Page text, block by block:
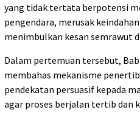
yang tidak tertata berpotensi
pengendara, merusak
menimbulkan kesan semrawut
Dalam pertemuan tersebut,
membahas mekanisme
pendekatan persuasif kepada
agar proses berjalan tertib dan